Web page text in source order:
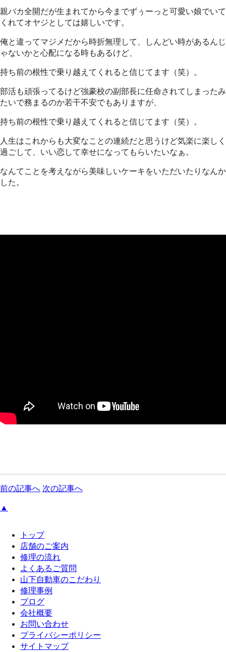
親バカ全開だが生まれてから今までずぅーっと可愛い娘でいて
くれてオヤジとしては嬉しいです。
俺と違ってマジメだから時折無理して、しんどい時があるんじ
ゃないかと心配になる時もあるけど、
持ち前の根性で乗り越えてくれると信じてます（笑）。
部活も頑張ってるけど強豪校の副部長に任命されてしまったみ
たいで務まるのか若干不安でもありますが、
持ち前の根性で乗り越えてくれると信じてます（笑）。
人生はこれからも大変なことの連続だと思うけど気楽に楽しく
過ごして、いい恋して幸せになってもらいたいなぁ。
なんてことを考えながら美味しいケーキをいただいたりなんか
した。
前の記事へ 次の記事へ
▲
トップ
店舗のご案内
修理の流れ
よくあるご質問
山下自動車のこだわり
修理事例
ブログ
会社概要
お問い合わせ
プライバシーポリシー
サイトマップ